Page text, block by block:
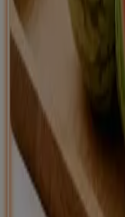
Publicidad